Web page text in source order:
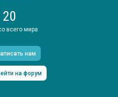
20
всего мира
нам
на форум